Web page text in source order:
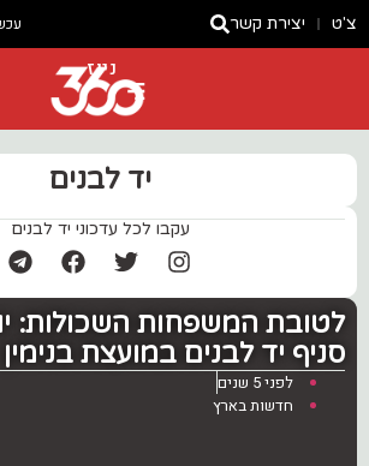
צ'ט יצירת קשר עכשיו 21:55,
ניוז
יד לבנים
עקבו לכל עדכוני יד לבנים
לטובת המשפחות השכולות:
סניף יד לבנים במועצת בנימין
לפני 5 שנים
חדשות בארץ